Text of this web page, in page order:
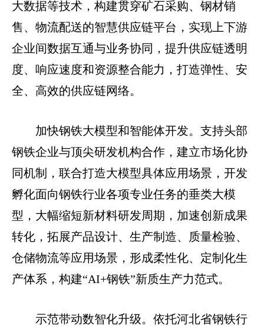
大数据等技术，构建贯穿矿石采购、钢材销
售、物流配送的智慧供应链平台，实现上下游
企业间数据互通与业务协同，提升供应链透明
度、响应速度和资源整合能力，打造弹性、安
全、高效的供应链网络。
加快钢铁大模型和智能体开发。支持头部
钢铁企业与顶尖研发机构合作，建立市场化协
同机制，联合打造大模型具体应用场景，开发
孵化面向钢铁行业各项专业任务的垂类大模
型，大幅缩短新材料研发周期，加速创新成果
转化，拓展产品设计、生产制造、质量检验、
仓储物流等应用场景，形成柔性化、定制化生
产体系，构建“AI+钢铁”新质生产力范式。
示范带动数智化升级。依托河北省钢铁行